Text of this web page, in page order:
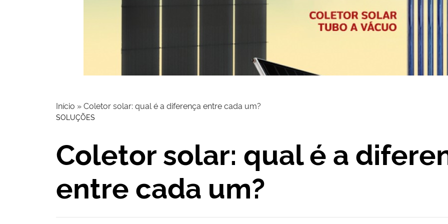
Início »Coletor solar: qual é a diferença entre cada um?
SOLUÇÕES
Coletor solar: qual é a
entre cada um?